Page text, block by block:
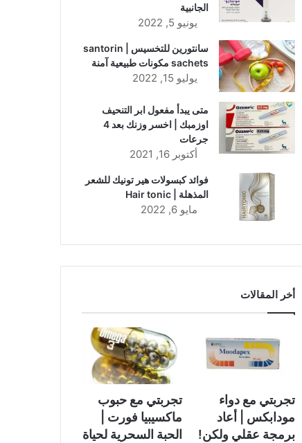
الجانبية
يونيو 5, 2022
سانتورين للتخسيس | santorin
sachets مكونات طبيعية آمنة
يوليو 15, 2022
متى يبدأ مفعول ابر التنحيف
اوزمبك | اخسر وزنك بعد 4
جرعات
أكتوبر 16, 2021
فوائد كبسولات هير تونيك للشعر
المذهلة | Hair tonic
مايو 6, 2022
أخر المقالات
تجربتي مع دواء
مودابكس | أعاد
برمجة عقلي ولكن!
تجربتي مع حبوب
ماكسيبيا فورت |
الحبة السحرية لحياة